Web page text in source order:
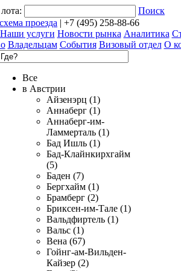
Поиск
проезда | +7 (495) 258-88-66
Наши услуги Новости рынка Аналитика
Владельцам События Визовый отдел О
Все
в Австрии
Айзенэрц (1)
Аннаберг (1)
Аннаберг-им-
Ламмерталь (1)
Бад Ишль (1)
Бад-Клайнкирхгайм
(5)
Баден (7)
Бергхайм (1)
Брамберг (2)
Бриксен-им-Тале (1)
Вальдфиртель (1)
Вальс (1)
Вена (67)
Гойнг-ам-Вильден-
Кайзер (2)